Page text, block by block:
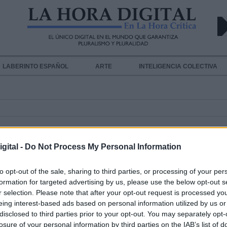
- Do Not Process My Personal Information
opt-out of the sale, sharing to third parties, or processing of your
for targeted advertising by us, please use the below opt-out
selection. Please note that after your opt-out request is processed
interest-based ads based on personal information utilized by us
to third parties prior to your opt-out. You may separately
of your personal information by third parties on the IAB’s list of
LABERINTO ESPAÑOL ARTE INTELIGENCIA COLECTIVA
"Plan de choque" contra el
medidas económicas, cierres de
suspensión de manifestaciones, y
congresos multitudinarios, entre